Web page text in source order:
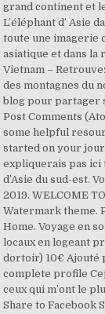
grand continent et
L’éléphant d’ Asie
toute une imagerie
asiatique et dans la
Vietnam –
des montagnes du
blog pour partager
Post Comments
some helpful
started on your
expliquerais pas ici
d’Asie du sud-est.
2019. WELCOME
Watermark theme.
Home. Voyage en
locaux en logeant
dortoir) 10€ Ajouté
complete profile
ceux qui m’ont le
Share to Facebook